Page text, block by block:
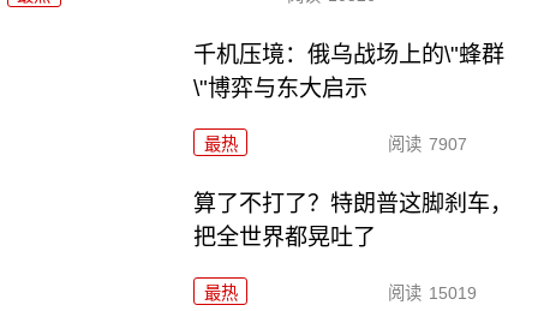
千机压境：俄乌战场上的\"蜂群
\"博弈与东大启示
最热 阅读 7907
算了不打了？特朗普这脚刹车，
把全世界都晃吐了
最热 阅读 15019